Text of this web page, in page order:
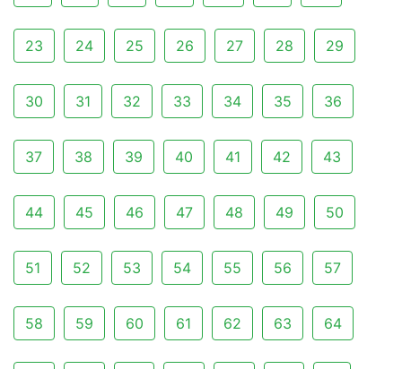
23 24 25 26 27 28 29
30 31 32 33 34 35 36
37 38 39 40 41 42 43
44 45 46 47 48 49 50
51 52 53 54 55 56 57
58 59 60 61 62 63 64